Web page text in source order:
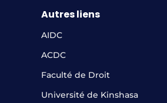
Autres liens
AIDC
ACDC
Faculté de Droit
Université de Kinshasa